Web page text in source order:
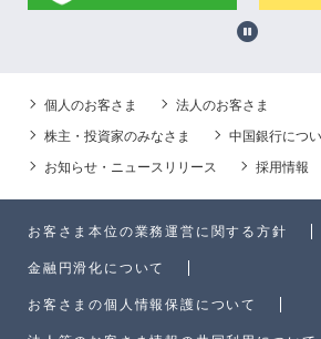
個人のお客さま
法人のお客さま
株主・投資家のみなさま
中国銀行につ
お知らせ・ニュースリリース
採用情報
お客さま本位の業務運営に関する方針
金融円滑化について
お客さまの個人情報保護について